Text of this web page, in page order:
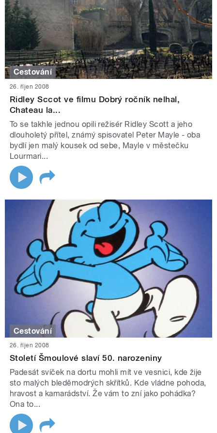
Cestování
26. říjen 2008
Ridley Sccot ve filmu Dobrý ročník nelhal,
Chateau la...
To se takhle jednou opili režisér Ridley Scott a jeho
dlouholetý přítel, známý spisovatel Peter Mayle - oba
bydlí jen malý kousek od sebe, Mayle v městečku
Lourmari...
Cestování
26. říjen 2008
Století Šmoulové slaví 50. narozeniny
Padesát svíček na dortu mohli mít ve vesnici, kde žije
sto malých bleděmodrých skřítků. Kde vládne pohoda,
hravost a kamarádství. Že vám to zní jako pohádka?
Ona to...